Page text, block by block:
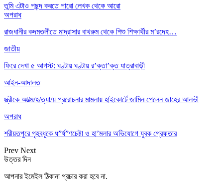
তুমি এটাও পছন্দ করতে পারো লেখক থেকে আরো
অপরাধ
রাজধানীর কদমতলীতে মাদ্রাসার বাথরুম থেকে শিশু শিক্ষার্থীর ম’রদেহ…
জাতীয়
ফিরে দেখা ৫ আগস্ট: ঘণ্টায় ঘণ্টায় র’ক্তা’ক্ত যাত্রাবাড়ী
আইন-আদালত
স্ত্রীকে আ/ত্ম/হ/ত্যা/য় প্ররোচনার মামলায় হাইকোর্টে জামিন পেলেন জাহের আলভী
অপরাধ
শরীয়তপুরে গৃহবধূকে ধ”র্ষ”ণচেষ্টা ও হা’মলার অভিযোগে যুবক গ্রেফতার
Prev Next
উত্তর দিন
আপনার ইমেইল ঠিকানা প্রচার করা হবে না.